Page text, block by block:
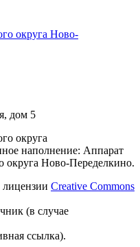
округа Ново-
дом 5
округа
наполнение: Аппарат
округа Ново-Переделкино.
Creative Commons
(в случае
ссылка).